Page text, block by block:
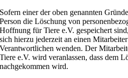
Sofern einer der oben genannten
Person die Löschung von
Hoffnung für Tiere e.V. gespeichert
sich hierzu jederzeit an einen
Verantwortlichen wenden. Der
Tiere e.V. wird veranlassen, dass dem
nachgekommen wird.